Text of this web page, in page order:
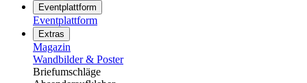
Eventplattform
Eventplattform
Extras
Magazin
Wandbilder & Poster
Briefumschläge